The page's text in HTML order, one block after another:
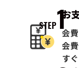
STEP1お
会
会
す